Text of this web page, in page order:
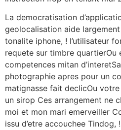
La democratisation
geolocalisation aide
tonalite iphone, ! l’utilisateur
requete sur timbre quartierOu
competences mitan
photographie apres pour un
matignasse fait declicOu
un sirop Ces arrangement ne
moi et mon mari emerveiller
issu d’etre accouchee